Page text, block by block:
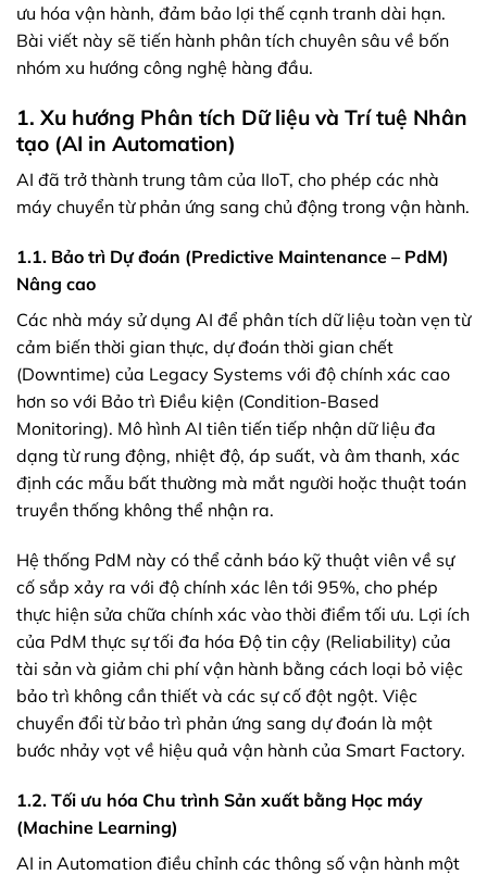
ưu hóa vận hành, đảm bảo lợi thế cạnh tranh dài hạn.
Bài viết này sẽ tiến hành phân tích chuyên sâu về bốn
nhóm xu hướng công nghệ hàng đầu.
1. Xu hướng Phân tích Dữ liệu và Trí tuệ Nhân
tạo (AI in Automation)
AI đã trở thành trung tâm của IIoT, cho phép các nhà
máy chuyển từ phản ứng sang chủ động trong vận hành.
1.1. Bảo trì Dự đoán (Predictive Maintenance – PdM)
Nâng cao
Các nhà máy sử dụng AI để phân tích dữ liệu toàn vẹn từ
cảm biến thời gian thực, dự đoán thời gian chết
(Downtime) của Legacy Systems với độ chính xác cao
hơn so với Bảo trì Điều kiện (Condition-Based
Monitoring). Mô hình AI tiên tiến tiếp nhận dữ liệu đa
dạng từ rung động, nhiệt độ, áp suất, và âm thanh, xác
định các mẫu bất thường mà mắt người hoặc thuật toán
truyền thống không thể nhận ra.
Hệ thống PdM này có thể cảnh báo kỹ thuật viên về sự
cố sắp xảy ra với độ chính xác lên tới 95%, cho phép
thực hiện sửa chữa chính xác vào thời điểm tối ưu. Lợi ích
của PdM thực sự tối đa hóa Độ tin cậy (Reliability) của
tài sản và giảm chi phí vận hành bằng cách loại bỏ việc
bảo trì không cần thiết và các sự cố đột ngột. Việc
chuyển đổi từ bảo trì phản ứng sang dự đoán là một
bước nhảy vọt về hiệu quả vận hành của Smart Factory.
1.2. Tối ưu hóa Chu trình Sản xuất bằng Học máy
(Machine Learning)
AI in Automation điều chỉnh các thông số vận hành một